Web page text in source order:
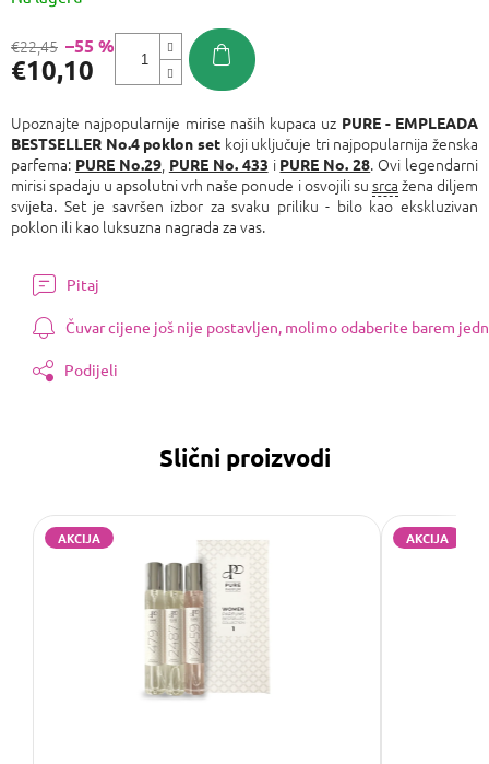
€22,45 –55 %
€10,10
Upoznajte najpopularnije mirise naših kupaca uz PURE - EMPLEADA
BESTSELLER No.4 poklon setkoji uključuje tri najpopularnija ženska
parfema: PURE No.29, PURE No. 433 i PURE No. 28. Ovi legendarni
mirisi spadaju u apsolutni vrh naše ponude i osvojili su srca žena diljem
svijeta. Set je savršen izbor za svaku priliku - bilo kao ekskluzivan
poklon ili kao luksuzna nagrada za vas.
Pitaj
Čuvar cijene još nije postavljen, molimo odaberite barem
Podijeli
Slični proizvodi
AKCIJA AKCIJA